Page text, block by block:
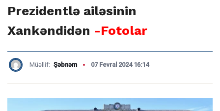
Prezidentlə ailəsinin
Xankəndidən -Fotolar
Müəllif: Şəbnəm 07 Fevral 2024 16:14